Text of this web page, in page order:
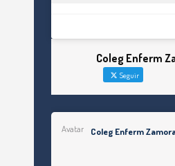
Coleg Enferm
Seguir
Avatar Coleg Enferm